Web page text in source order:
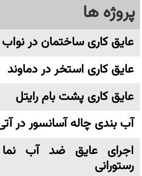
پروژه ها
عایق کاری ساختمان در نواب
عایق کاری استخر در دماوند
عایق کاری پشت بام رایتل
آب بندی چاله آسانسور در
اجرای عایق ضد آب نما
رستورانی